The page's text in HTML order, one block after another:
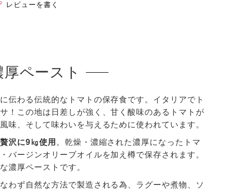
レビューを書く
ペースト
伝わる伝統的なトマトの保存食です。イタリアでト
！この地は日差しが強く、甘く酸味のあるトマトが
味、そして味わいを与えるために使われています。
沢に9㎏使用 。乾燥・濃縮された濃厚になったトマ
バージンオリーブオイルを加え樽で保存されます。
濃厚ペーストです。
わず自然な方法で製造される為、ラグーや煮物、ソ